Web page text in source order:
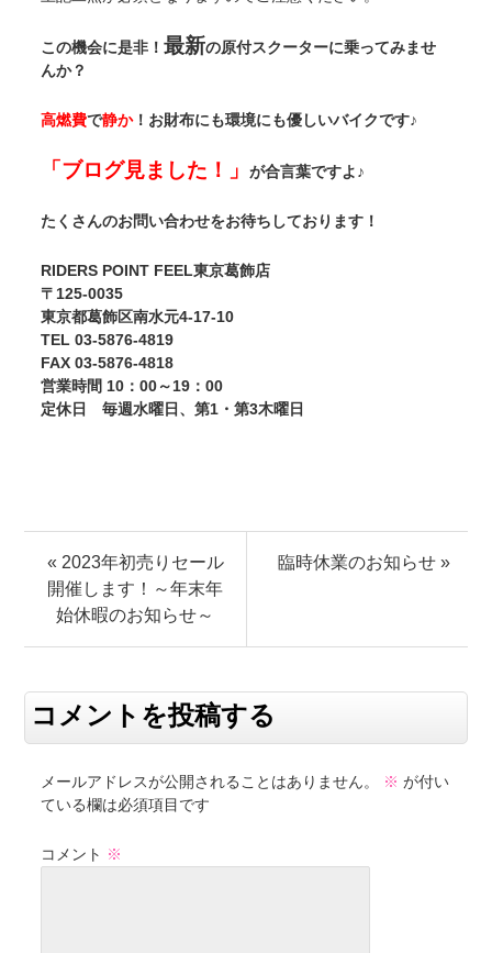
この機会に是非！最新の原付スクーターに乗ってみませ
んか？
高燃費で静か！お財布にも環境にも優しいバイクです♪
「ブログ見ました！」が合言葉ですよ♪
たくさんのお問い合わせをお待ちしております！
RIDERS POINT FEEL東京葛飾店
〒125-0035
東京都葛飾区南水元4-17-10
TEL 03-5876-4819
FAX 03-5876-4818
営業時間 10：00～19：00
定休日 毎週水曜日、第1・第3木曜日
« 2023年初売りセール
開催します！～年末年
始休暇のお知らせ～
臨時休業のお知らせ »
コメントを投稿する
メールアドレスが公開されることはありません。 ※ が付い
ている欄は必須項目です
コメント ※